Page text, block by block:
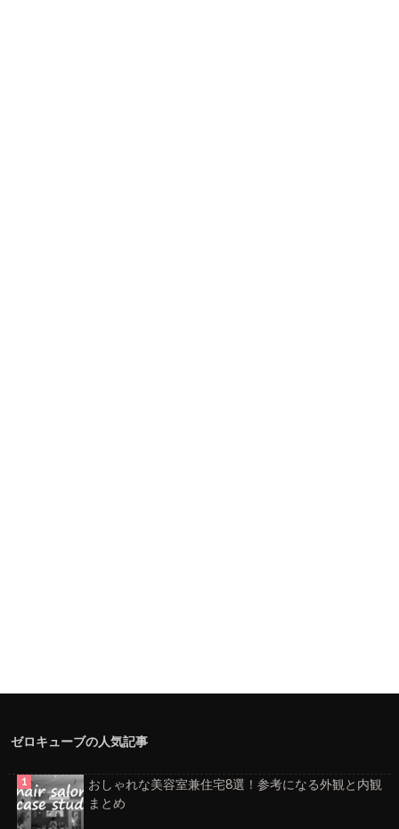
ゼロキューブの人気記事
おしゃれな美容室兼住宅8選！参考になる外観と内観
まとめ